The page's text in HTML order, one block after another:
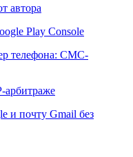
автора
Play Console
телефона: СМС-
арбитраже
и почту Gmail без